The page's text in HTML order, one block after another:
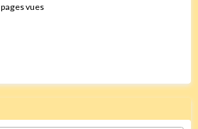
pages vues